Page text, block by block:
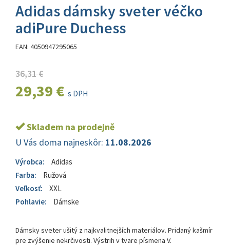
Adidas dámsky sveter véčko
adiPure Duchess
EAN: 4050947295065
36,31 €
29,39 € s DPH
Skladem na prodejně
U Vás doma najneskôr: 11.08.2026
Výrobca:
Adidas
Farba:
Ružová
Veľkosť:
XXL
Pohlavie:
Dámske
Dámsky sveter ušitý z najkvalitnejších materiálov. Pridaný kašmír
pre zvýšenie nekrčivosti. Výstrih v tvare písmena V.